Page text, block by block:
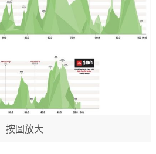
按圖放大